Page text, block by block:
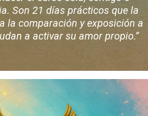
Son 21 días prácticos que la
la comparación y exposición a
a activar su amor propio.”